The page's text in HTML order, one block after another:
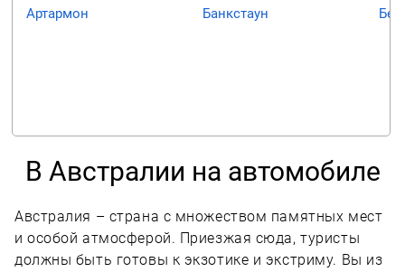
Артармон Банкстаун
В Австралии на автомобиле
Австралия – страна с множеством памятных мест
и особой атмосферой. Приезжая сюда, туристы
должны быть готовы к экзотике и экстриму. Вы из